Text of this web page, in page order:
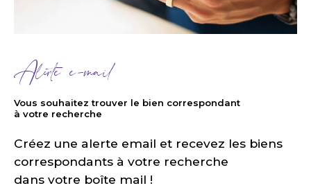
Alerte e-mail
Vous souhaitez trouver le bien correspondant
à votre recherche
Créez une alerte email et recevez les biens
correspondants à votre recherche
dans votre boîte mail !